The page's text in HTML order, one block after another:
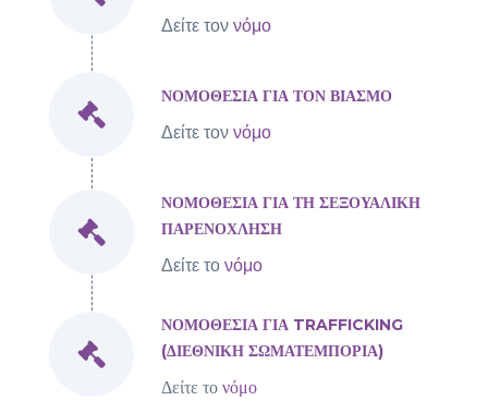
Δείτε τον νόμο
ΝΟΜΟΘΕΣΙΑ ΓΙΑ ΤΟΝ ΒΙΑΣΜΟ
Δείτε τον νόμο
ΝΟΜΟΘΕΣΙΑ ΓΙΑ ΤΗ ΣΕΞΟΥΑΛΙΚΗ
ΠΑΡΕΝΟΧΛΗΣΗ
Δείτε το νόμο
ΝΟΜΟΘΕΣΙΑ ΓΙΑ TRAFFICKING
(ΔΙΕΘΝΙΚΗ ΣΩΜΑΤΕΜΠΟΡΙΑ)
Δείτε το νόμο